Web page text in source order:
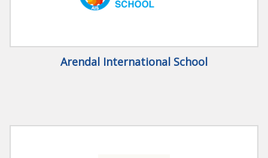
Arendal International School